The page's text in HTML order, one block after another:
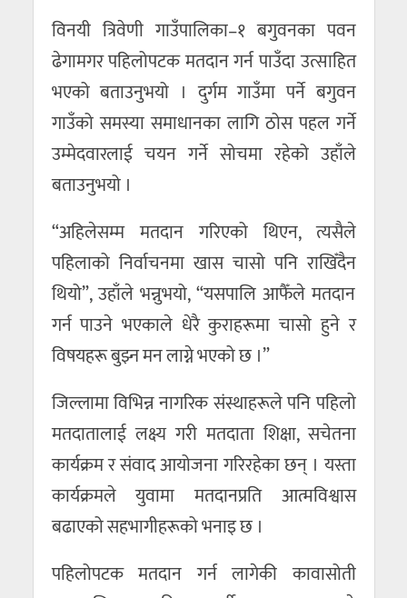
विनयी त्रिवेणी गाउँपालिका–१ बगुवनका पवन
ढेगामगर पहिलोपटक मतदान गर्न पाउँदा उत्साहित
भएको बताउनुभयो । दुर्गम गाउँमा पर्ने बगुवन
गाउँको समस्या समाधानका लागि ठोस पहल गर्ने
उम्मेदवारलाई चयन गर्ने सोचमा रहेको उहाँले
बताउनुभयो ।
“अहिलेसम्म मतदान गरिएको थिएन, त्यसैले
पहिलाको निर्वाचनमा खास चासो पनि राखिँदैन
थियो”, उहाँले भन्नुभयो, “यसपालि आफैँले मतदान
गर्न पाउने भएकाले धेरै कुराहरूमा चासो हुने र
विषयहरू बुझ्न मन लाग्ने भएको छ ।”
जिल्लामा विभिन्न नागरिक संस्थाहरूले पनि पहिलो
मतदातालाई लक्ष्य गरी मतदाता शिक्षा, सचेतना
कार्यक्रम र संवाद आयोजना गरिरहेका छन् । यस्ता
कार्यक्रमले युवामा मतदानप्रति आत्मविश्वास
बढाएको सहभागीहरूको भनाइ छ ।
पहिलोपटक मतदान गर्न लागेकी कावासोती